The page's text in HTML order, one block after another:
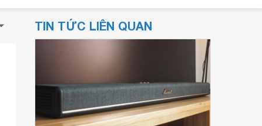
TIN TỨC LIÊN QUAN